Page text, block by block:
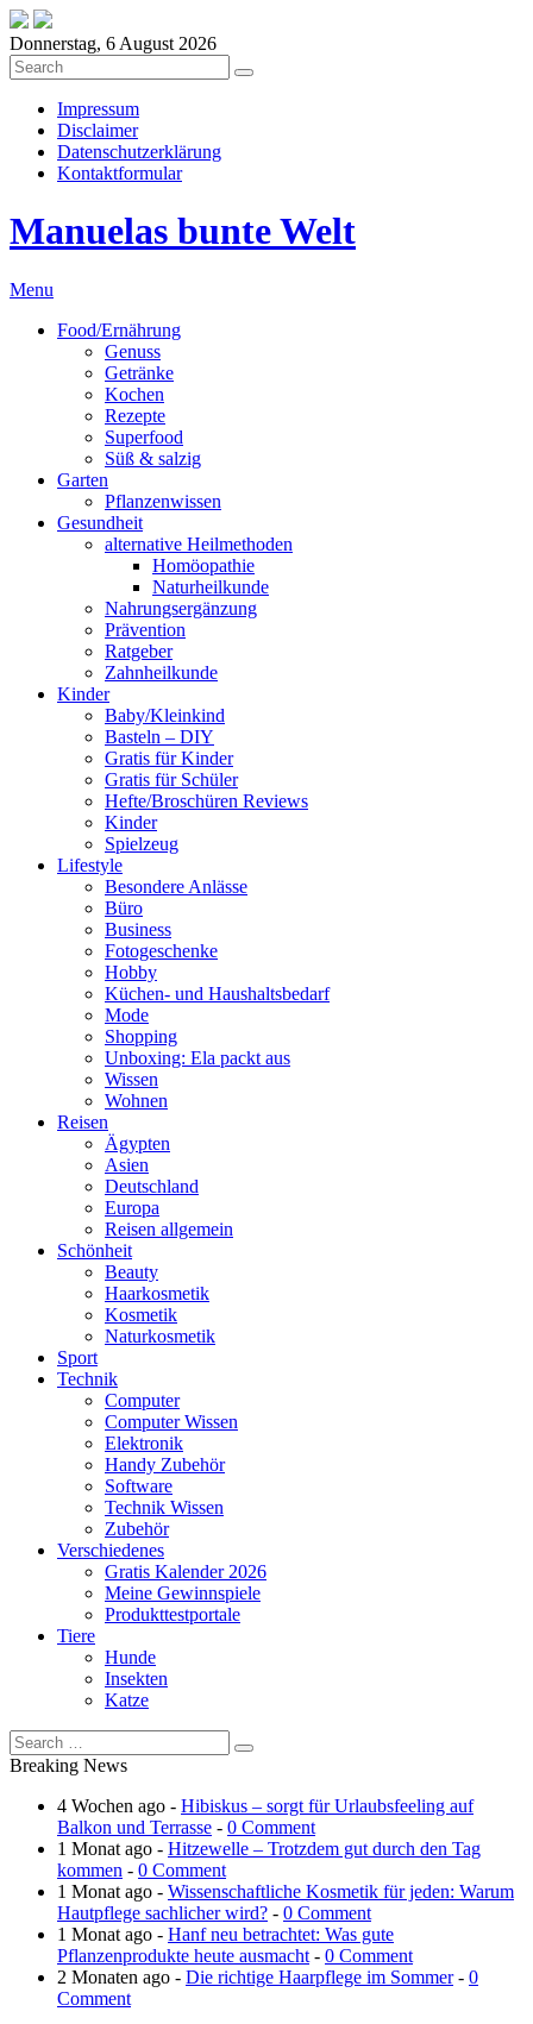
Donnerstag, 6 August 2026
Impressum
Disclaimer
Datenschutzerklärung
Kontaktformular
Manuelas bunte Welt
Menu
Food/Ernährung
Genuss
Getränke
Kochen
Rezepte
Superfood
Süß & salzig
Garten
Pflanzenwissen
Gesundheit
alternative Heilmethoden
Homöopathie
Naturheilkunde
Nahrungsergänzung
Prävention
Ratgeber
Zahnheilkunde
Kinder
Baby/Kleinkind
Basteln – DIY
Gratis für Kinder
Gratis für Schüler
Hefte/Broschüren Reviews
Kinder
Spielzeug
Lifestyle
Besondere Anlässe
Büro
Business
Fotogeschenke
Hobby
Küchen- und Haushaltsbedarf
Mode
Shopping
Unboxing: Ela packt aus
Wissen
Wohnen
Reisen
Ägypten
Asien
Deutschland
Europa
Reisen allgemein
Schönheit
Beauty
Haarkosmetik
Kosmetik
Naturkosmetik
Sport
Technik
Computer
Computer Wissen
Elektronik
Handy Zubehör
Software
Technik Wissen
Zubehör
Verschiedenes
Gratis Kalender 2026
Meine Gewinnspiele
Produkttestportale
Tiere
Hunde
Insekten
Katze
Breaking News
4 Wochen ago - Hibiskus – sorgt für Urlaubsfeeling auf
Balkon und Terrasse - 0 Comment
1 Monat ago - Hitzewelle – Trotzdem gut durch den Tag
kommen - 0 Comment
1 Monat ago - Wissenschaftliche Kosmetik für jeden: Warum
Hautpflege sachlicher wird? - 0 Comment
1 Monat ago - Hanf neu betrachtet: Was gute
Pflanzenprodukte heute ausmacht - 0 Comment
2 Monaten ago - Die richtige Haarpflege im Sommer- 0
Comment